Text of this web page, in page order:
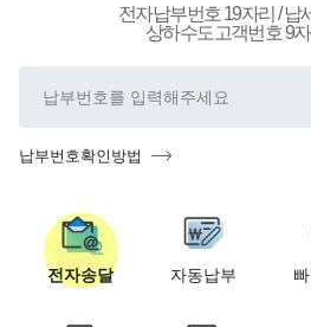
전자납부번호 19자리 / 납
상하수도고객번호 9
납부번호확인방법
전자송달 자동납부